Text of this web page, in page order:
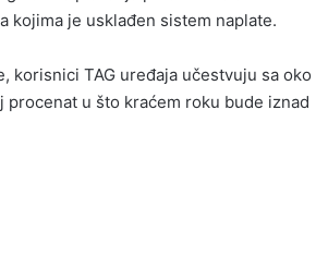
kojima je usklađen sistem naplate.
korisnici TAG uređaja učestvuju sa oko
procenat u što kraćem roku bude iznad